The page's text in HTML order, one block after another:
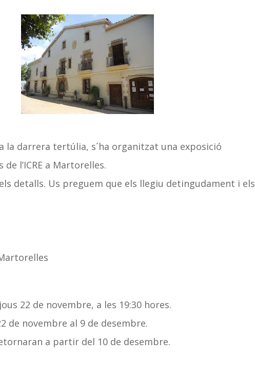
la darrera tertúlia, s´ha organitzat una exposició
l’ICRE a Martorelles.
detalls. Us preguem que els llegiu detingudament i els
de novembre, a les 19:30 hores.
novembre al 9 de desembre.
a partir del 10 de desembre.